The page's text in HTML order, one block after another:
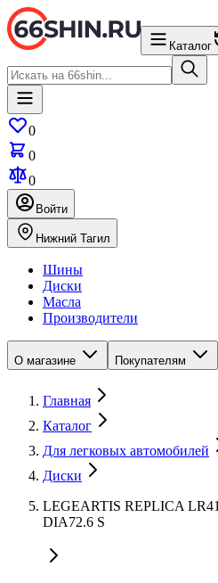
Каталог
0
0
0
Войти
Нижний Тагил
Шины
Диски
Масла
Производители
О магазине Покупателям
Главная
Каталог
Для легковых автомобилей
Диски
LEGEARTIS REPLICA
DIA72.6 S